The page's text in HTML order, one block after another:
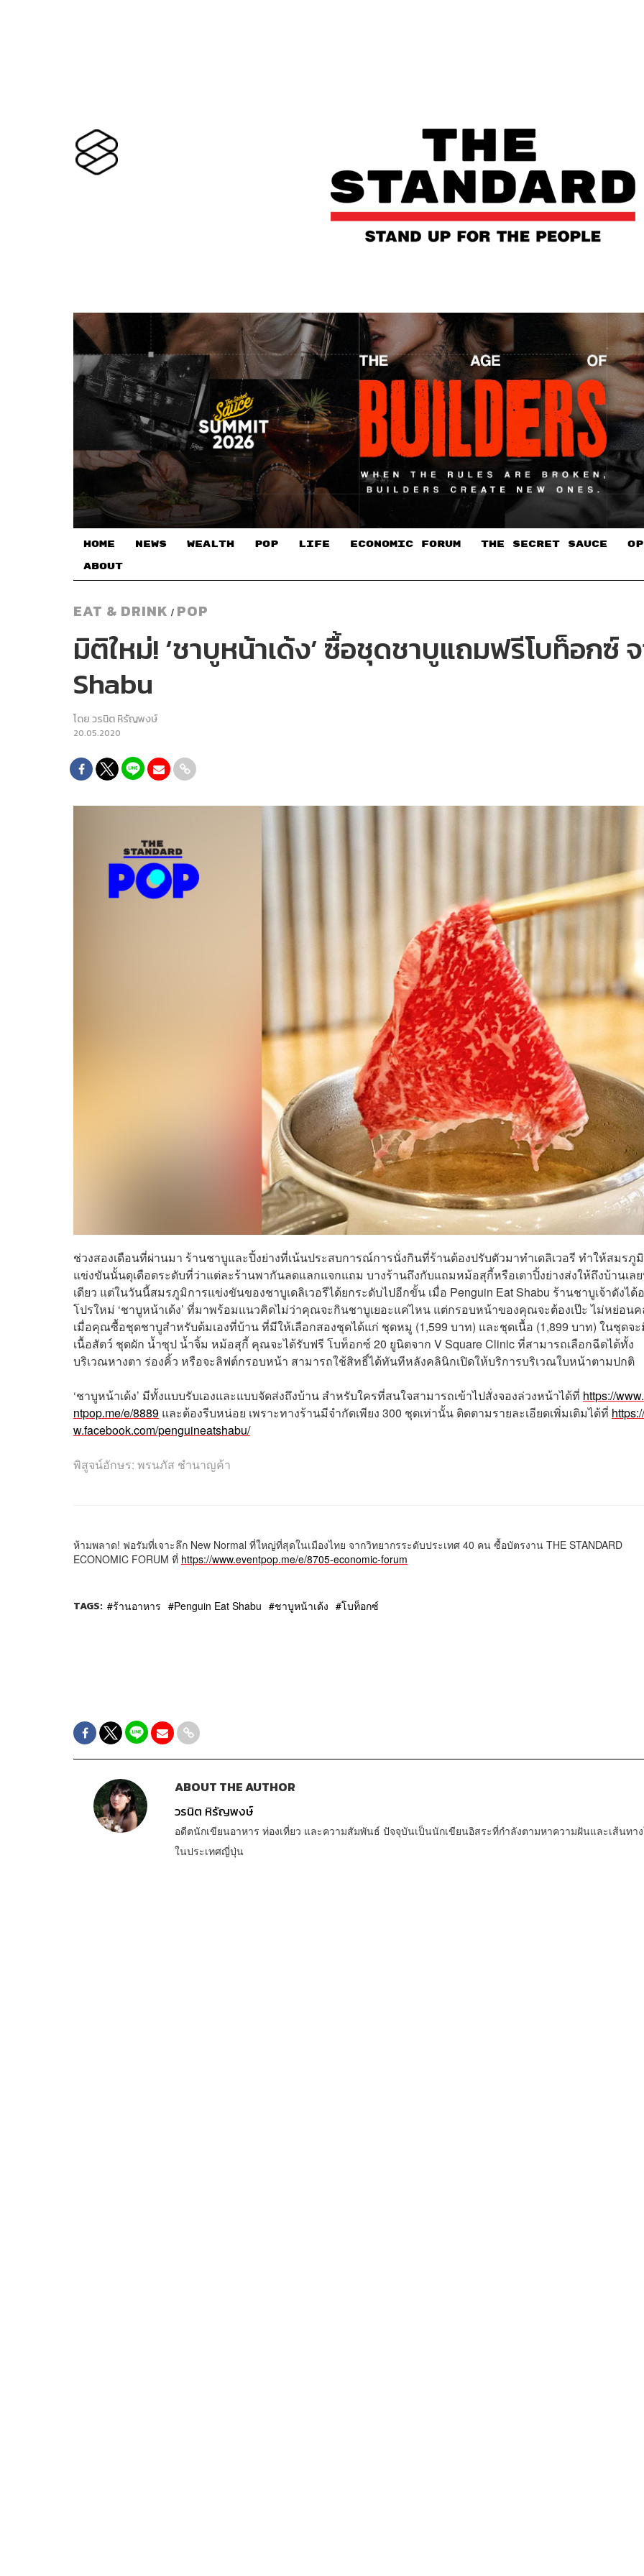
HOME NEWS WEALTH POP LIFE ECONOMIC FORUM THE SECRET SAUCE​
ABOUT
EAT & DRINK / POP
มิติใหม่! ‘ชาบูหน้าเด้ง’ ซื้อชุดชาบูแถมฟรีโบท็อกซ์
Shabu
โดยวรนิต หิรัญพงษ์
20.05.2020
ช่วงสองเดือนที่ผ่านมา ร้านชาบูและปิ้งย่างที่เน้นประสบการณ์การนั่งกินที่ร้านต้องปรับตัวมาทำเดลิเวอรี ทำให้สมรภู
แข่งขันนั้นดุเดือดระดับที่ว่าแต่ละร้านพากันลดแลกแจกแถม บางร้านถึงกับแถมหม้อสุกี้หรือเตาปิ้งย่างส่งให้ถึงบ้านเล
เดียว แต่ในวันนี้สมรภูมิการแข่งขันของชาบูเดลิเวอรีได้ยกระดับไปอีกขั้น เมื่อ Penguin Eat Shabu ร้านชาบูเจ้าดังได้
โปรใหม่ ‘ชาบูหน้าเด้ง’ ที่มาพร้อมแนวคิดไม่ว่าคุณจะกินชาบูเยอะแค่ไหน แต่กรอบหน้าของคุณจะต้องเป๊ะ ไม่หย่อน
เมื่อคุณซื้อชุดชาบูสำหรับต้มเองที่บ้าน ที่มีให้เลือกสองชุดได้แก่ ชุดหมู (1,599 บาท) และชุดเนื้อ (1,899 บาท) ในชุดจ
เนื้อสัตว์ ชุดผัก น้ำซุป น้ำจิ้ม หม้อสุกี้ คุณจะได้รับฟรี โบท็อกซ์ 20 ยูนิตจาก V Square Clinic ที่สามารถเลือกฉีดได้ทั้ง
บริเวณหางตา ร่องคิ้ว หรือจะลิฟต์กรอบหน้า สามารถใช้สิทธิ์ได้ทันทีหลังคลินิกเปิดให้บริการบริเวณใบหน้าตามปกติ
‘ชาบูหน้าเด้ง’ มีทั้งแบบรับเองและแบบจัดส่งถึงบ้าน สำหรับใครที่สนใจสามารถเข้าไปสั่งจองล่วงหน้าได้ที่ https://
ntpop.me/e/8889 และต้องรีบหน่อย เพราะทางร้านมีจำกัดเพียง 300 ชุดเท่านั้น ติดตามรายละเอียดเพิ่มเติมได้ที่
w.facebook.com/penguineatshabu/
พิสูจน์อักษร: พรนภัส ชำนาญค้า
ห้ามพลาด! ฟอรัมที่เจาะลึก New Normal ที่ใหญ่ที่สุดในเมืองไทย จากวิทยากรระดับประเทศ 40 คน ซื้อบัตรงาน THE STANDARD
ECONOMIC FORUM ที่ https://www.eventpop.me/e/8705-economic-forum
TAGS: ร้านอาหาร Penguin Eat Shabu ชาบูหน้าเด้ง โบท็อกซ์
ABOUT THE AUTHOR
วรนิต หิรัญพงษ์
อดีตนักเขียนอาหาร ท่องเที่ยว และความสัมพันธ์ ปัจจุบันเป็นนักเขียนอิสระที่กำลังตามหาความฝันและเส้นทา
ในประเทศญี่ปุ่น